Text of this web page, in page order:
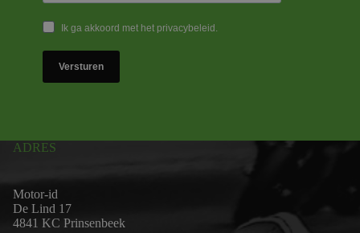
Ik ga akkoord met het privacybeleid.
Versturen
ADRES
Motor-id
De Lind 17
4841 KC Prinsenbeek